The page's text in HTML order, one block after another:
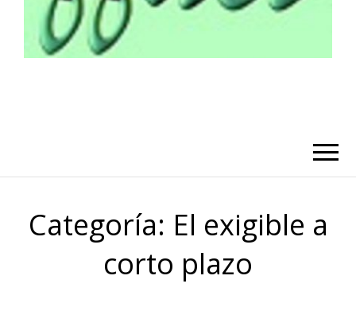
Categoría: El exigible a
corto plazo